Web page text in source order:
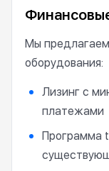
Мы предлагаем
оборудования:
Лизинг с
платежами
Программа